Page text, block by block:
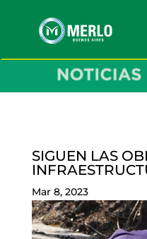
SIGUEN LAS
Mar 8, 2023